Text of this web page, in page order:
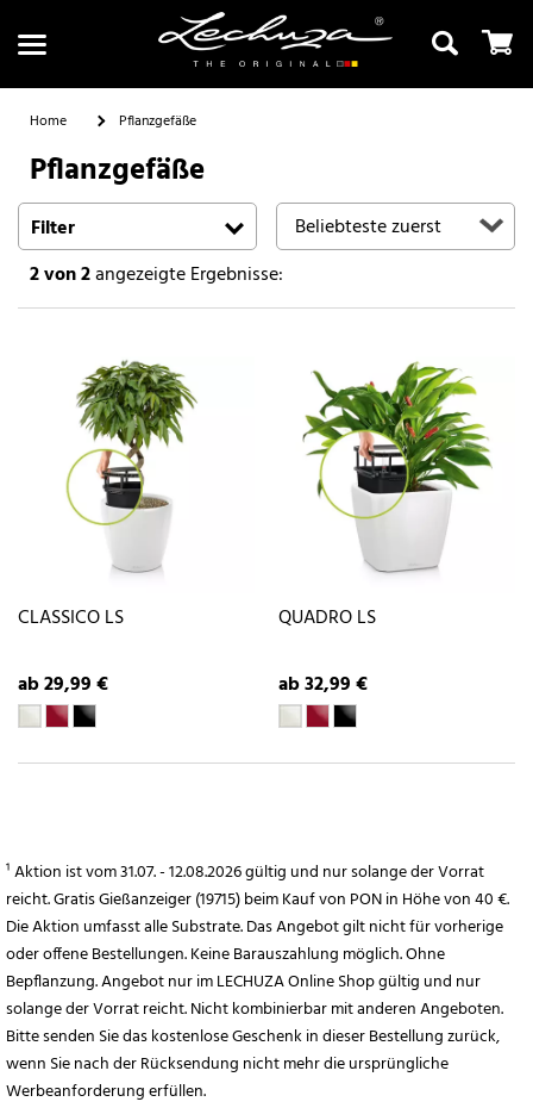
Suchen
Home Pflanzgefäße
Pflanzgefäße
Filter
2von 2angezeigte Ergebnisse:
CLASSICO LS
ab 29,99 €
QUADRO LS
ab 32,99 €
¹ Aktion ist vom 31.07. - 12.08.2026 gültig und nur solange der Vorrat
reicht. Gratis Gießanzeiger (19715) beim Kauf von PON in Höhe von 40 €.
Die Aktion umfasst alle Substrate. Das Angebot gilt nicht für vorherige
oder offene Bestellungen. Keine Barauszahlung möglich. Ohne
Bepflanzung. Angebot nur im LECHUZA Online Shop gültig und nur
solange der Vorrat reicht. Nicht kombinierbar mit anderen Angeboten.
Bitte senden Sie das kostenlose Geschenk in dieser Bestellung zurück,
wenn Sie nach der Rücksendung nicht mehr die ursprüngliche
Werbeanforderung erfüllen.